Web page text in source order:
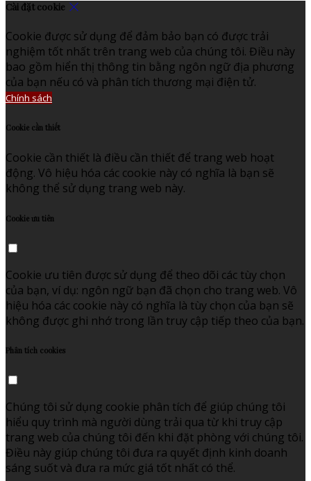
Cài đặt cookie
Cookie được sử dụng để đảm bảo bạn có được trải
nghiệm tốt nhất trên trang web của chúng tôi. Điều này
bao gồm hiển thị thông tin bằng ngôn ngữ địa phương
của bạn nếu có và phân tích thương mại điện tử.
Chính sách
Cookie cần thiết
Cookie cần thiết là điều cần thiết để trang web hoạt
động. Vô hiệu hóa các cookie này có nghĩa là bạn sẽ
không thể sử dụng trang web này.
Cookie ưu tiên
Cookie ưu tiên được sử dụng để theo dõi các tùy chọn
của bạn, ví dụ: ngôn ngữ bạn đã chọn cho trang web. Vô
hiệu hóa các cookie này có nghĩa là tùy chọn của bạn sẽ
không được ghi nhớ trong lần truy cập tiếp theo của bạn.
Phân tích cookies
Chúng tôi sử dụng cookie phân tích để giúp chúng tôi
hiểu quy trình mà người dùng trải qua từ khi truy cập
trang web của chúng tôi đến khi đặt phòng với chúng tôi.
Điều này giúp chúng tôi đưa ra quyết định kinh doanh
sáng suốt và đưa ra mức giá tốt nhất có thể.